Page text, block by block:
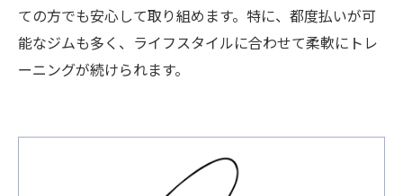
ての方でも安心して取り組めます。特に、都度払いが可
能なジムも多く、ライフスタイルに合わせて柔軟にトレ
ーニングが続けられます。